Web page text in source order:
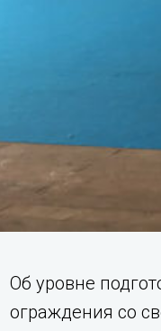
Об уровне
ограждения со